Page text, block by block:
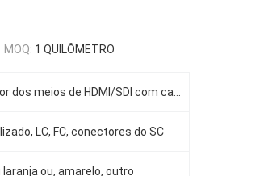
MOQ: 1 QUILÔMETRO
LC, FC, conectores do SC
laranja ou, amarelo, outro